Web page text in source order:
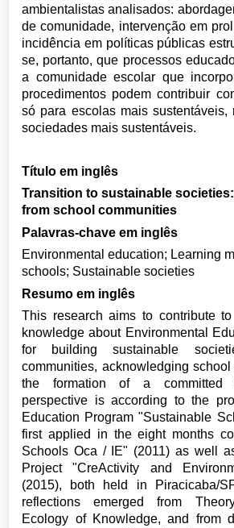
ambientalistas analisados:
de comunidade, intervenção em
incidência em políticas públicas
se, portanto, que processos
a comunidade escolar que
procedimentos podem contribuir
só para escolas mais sustentáveis,
sociedades mais sustentáveis.
Título em inglês
Transition to sustainable
from school communities
Palavras-chave em inglês
Environmental education; Learning
schools; Sustainable societies
Resumo em inglês
This research aims to contribute
knowledge about Environmental
for building sustainable
communities, acknowledging
the formation of a committed
perspective is according to the
Education Program "Sustainable
first applied in the eight months
Schools Oca / IE" (2011) as well
Project "CreActivity and
(2015), both held in Piracicaba/
reflections emerged from
Ecology of Knowledge, and from